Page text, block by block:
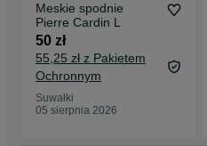
Meskie spodnie
Pierre Cardin L
50 zł
55,25 zł z Pakietem
Ochronnym
Suwałki
05 sierpnia 2026